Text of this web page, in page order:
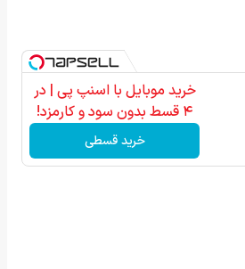
خرید موبایل با اسنپ پی | در
۴ قسط بدون سود و کارمزد!
خرید قسطی